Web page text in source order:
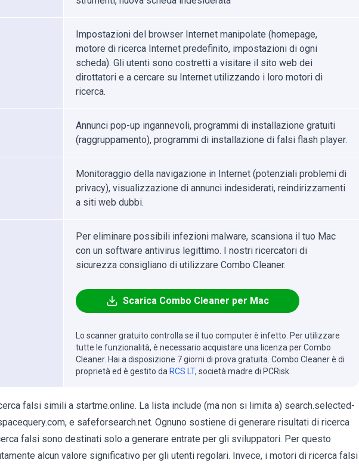
Impostazioni del browser Internet manipolate (homepage,
motore di ricerca Internet predefinito, impostazioni di ogni
scheda). Gli utenti sono costretti a visitare il sito web dei
dirottatori e a cercare su Internet utilizzando i loro motori di
ricerca.
Annunci pop-up ingannevoli, programmi di installazione gratuiti
(raggruppamento), programmi di installazione di falsi flash player.
Monitoraggio della navigazione in Internet (potenziali problemi di
privacy), visualizzazione di annunci indesiderati, reindirizzamenti
a siti web dubbi.
Per eliminare possibili infezioni malware, scansiona il tuo Mac
con un software antivirus legittimo. I nostri ricercatori di
sicurezza consigliano di utilizzare Combo Cleaner.
Scarica Combo Cleaner per Mac
Lo scanner gratuito controlla se il tuo computer è infetto. Per utilizzare
tutte le funzionalità, è necessario acquistare una licenza per Combo
Cleaner. Hai a disposizione 7 giorni di prova gratuita. Combo Cleaner è di
proprietà ed è gestito da RCS LT, società madre di PCRisk.
falsi simili a startme.online. La lista include (ma non si limita a) search.selected-
e safeforsearch.net. Ognuno sostiene di generare risultati di ricerca
falsi sono destinati solo a generare entrate per gli sviluppatori. Per questo
alcun valore significativo per gli utenti regolari. Invece, i motori di ricerca falsi